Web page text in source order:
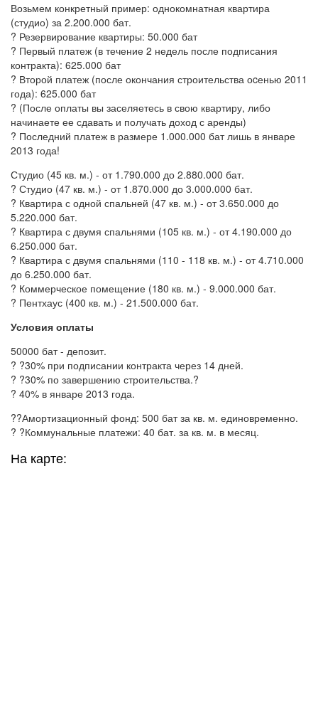
Возьмем конкретный пример: однокомнатная квартира
(студио) за 2.200.000 бат.
? Резервирование квартиры: 50.000 бат
? Первый платеж (в течение 2 недель после подписания
контракта): 625.000 бат
? Второй платеж (после окончания строительства оcенью 2011
года): 625.000 бат
? (После оплаты вы заселяетесь в свою квартиру, либо
начинаете ее сдавать и получать доход с аренды)
? Последний платеж в размере 1.000.000 бат лишь в январе
2013 года!
Студио (45 кв. м.) - от 1.790.000 до 2.880.000 бат.
? Студио (47 кв. м.) - от 1.870.000 до 3.000.000 бат.
? Квартира с одной спальней (47 кв. м.) - от 3.650.000 до
5.220.000 бат.
? Квартира с двумя спальнями (105 кв. м.) - от 4.190.000 до
6.250.000 бат.
? Квартира с двумя спальнями (110 - 118 кв. м.) - от 4.710.000
до 6.250.000 бат.
? Коммерческое помещение (180 кв. м.) - 9.000.000 бат.
? Пентхаус (400 кв. м.) - 21.500.000 бат.
Условия оплаты
50000 бат - депозит.
? ?30% при подписании контракта через 14 дней.
? ?30% по завершению строительства.?
? 40% в январе 2013 года.
??Амортизационный фонд: 500 бат за кв. м. единовременно.
? ?Коммунальные платежи: 40 бат. за кв. м. в месяц.
На карте: